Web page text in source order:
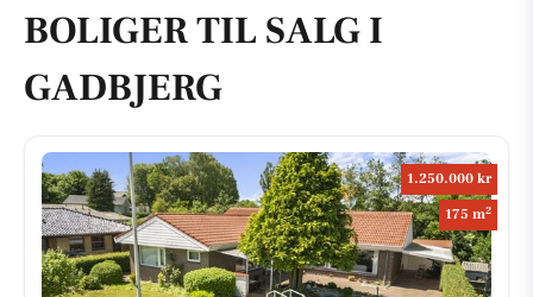
BOLIGER TIL SALG I
GADBJERG
1.250.000 kr
175 m2